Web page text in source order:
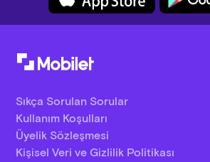
Sıkça Sorulan Sorular
Kullanım Koşulları
Üyelik Sözleşmesi
Kişisel Veri ve Gizlilik Politikası